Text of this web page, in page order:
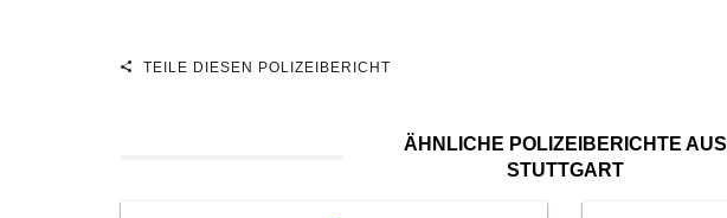
TEILE DIESEN POLIZEIBERICHT
ÄHNLICHE POLIZEIBERICHTE AUS
STUTTGART